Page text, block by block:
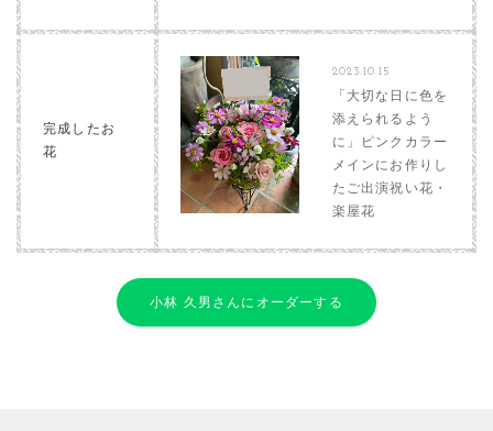
完成したお
花
2023.10.15
「大切な日に色を
添えられるよう
に」ピンクカラー
メインにお作りし
たご出演祝い花・
楽屋花
小林 久男さんにオーダーする